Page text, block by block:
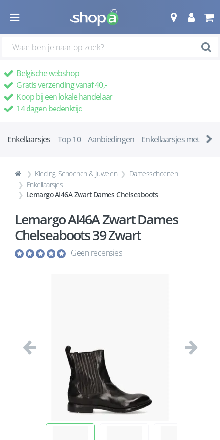
Belgische webshop
Gratis verzending vanaf 40,-
Koop bij een lokale handelaar
14 dagen bedenktijd
Enkellaarsjes Top 10 Aanbiedingen Enkellaarsjes met ha
Kleding, Schoenen & Juwelen
Damesschoenen
Enkellaarsjes
Lemargo AI46A Zwart Dames Chelseaboots
Lemargo AI46A Zwart Dames
Chelseaboots 39 Zwart
Geen recensies
Vorige